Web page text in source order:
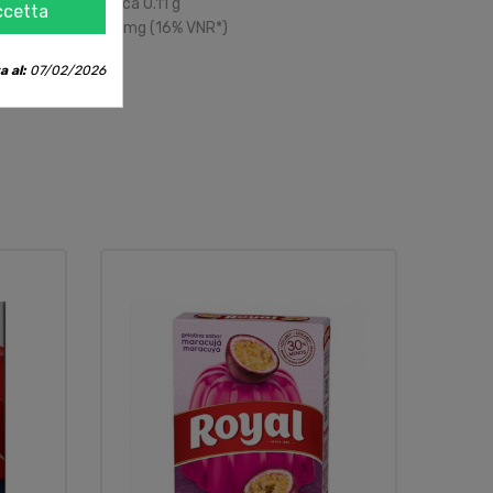
mg (16%VNR*)
al:07/02/2026